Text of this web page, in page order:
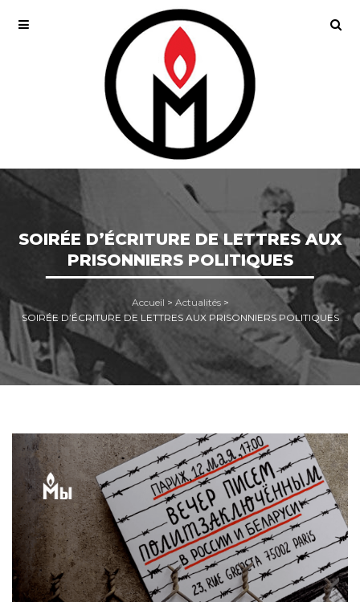
SOIRÉE D’ÉCRITURE DE LETTRES AUX
PRISONNIERS POLITIQUES
Accueil > Actualités>
SOIRÉE D’ÉCRITURE DE LETTRES AUX PRISONNIERS POLITIQUES